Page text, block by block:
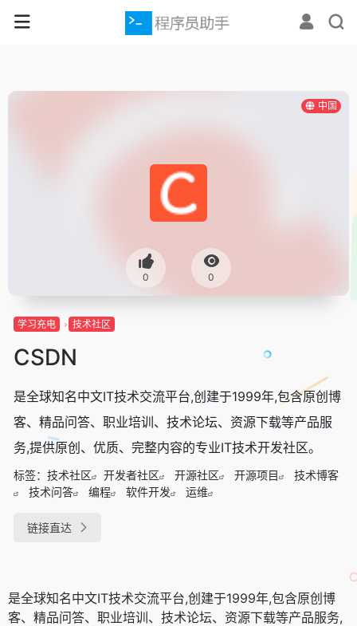
中国
0 0
学习充电 技术社区
CSDN
是全球知名中文IT技术交流平台,创建于1999年,包含原创博
客、精品问答、职业培训、技术论坛、资源下载等产品服
务,提供原创、优质、完整内容的专业IT技术开发社区。
标签： 技术社区 开发者社区 开源社区 开源项目
技术博客
技术问答
编程 软件开发 运维
链接直达
是全球知名中文IT技术交流平台,创建于1999年,包含原创博
客、精品问答、职业培训、技术论坛、资源下载等产品服务,